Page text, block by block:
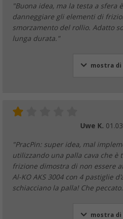
"Buona idea, ma la testa a sfera
danneggiare gli elementi di
smorzamento del rollio. Adatto
lunga durata."
mostra di
Uwe K.
"PracPin: super idea, mal
utilizzando una palla cava che è
frizione dimostra di non essere
Al-KO AKS 3004 con 4 pastiglie
schiacciano la palla! Che
mostra di